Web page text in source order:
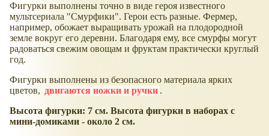
Фигурки выполнены точно в виде героя известного
мультсериала "Смурфики". Герои есть разные. Фермер,
например, обожает выращивать урожай на плодородной
земле вокруг его деревни. Благодаря ему, все смурфы могут
радоваться свежим овощам и фруктам практически круглый
год.
Фигурки выполнены из безопасного материала ярких
цветов, двигаются ножки и ручки .
Высота фигурки: 7 см. Высота фигурки в наборах с
мини-домиками - около 2 см.